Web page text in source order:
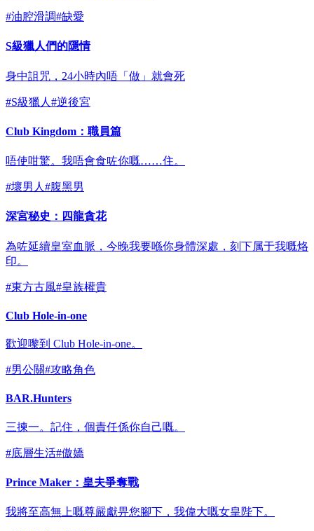
#油腔滑調#缺愛
S級獵人們的隱情
身中詛咒，24小時內唔「做」就會死
#S級獵人 #逆後宮
Club Kingdom：職員篇
唔使咁驚。我唔會食咗你嘅……住。
#壞男人 #腹黑男
深宮秘史：四龍貪花
為咗延續皇室血脈，今晚我要喺你身體深處，刻下属于我嘅烙
印。
#東方古風#皇族權貴
Club Hole-in-one
歡迎嚟到 Club Hole-in-one。
#男公關#攻略角色
BAR.Hunters
三揀一。記住，個責任係你自己嘅。
#底層生活#傲嬌
Prince Maker：皇夫爭奪戰
我將至高無上嘅尊嚴獻畀您腳下，我偉大嘅女皇陛下。